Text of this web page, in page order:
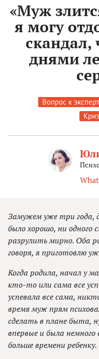
«Муж
я могу
днями
Вопрос к
Замужем уже три года,
было хорошо, ни одного
разрулить мирно. Оба
говоря, я приготовлю
Когда родила, начал у
кто-то или сама все
успевала все сама,
время муж прям
сделать в плане быта,
впервые и была немного
больше времени ребенку.